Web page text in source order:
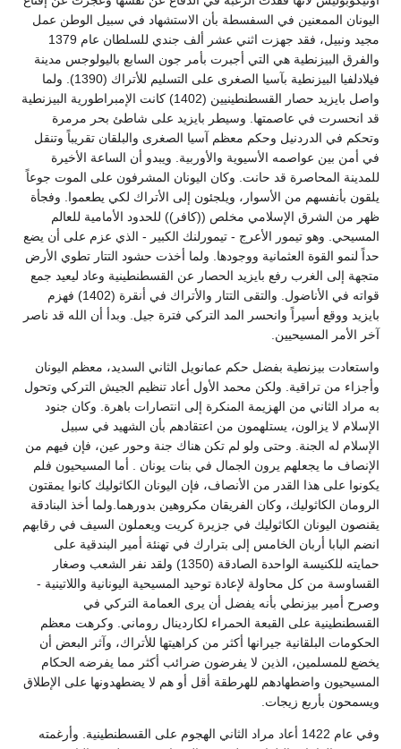
اليونان الممعنين في السفسطة بأن الاستشهاد في سبيل الوطن عمل
مجيد ونبيل، فقد جهزت اثني عشر ألف جندي للسلطان عام 1379
والفرق البيزنطية هي التي أجبرت بأمر جون السابع باليولوجس مدينة
فيلادلفيا البيزنطية بآسيا الصغرى على التسليم للأتراك (1390). ولما
واصل بايزيد حصار القسطنطينيين (1402) كانت الإمبراطورية البيزنطية
قد انحسرت في عاصمتها. وسيطر بايزيد على شاطئ بحر مرمرة
وتحكم في الدردنيل وحكم معظم آسيا الصغرى والبلقان تقريباً وتنقل
في أمن بين عواصمه الأسيوية والأوربية. ويبدو أن الساعة الأخيرة
للمدينة المحاصرة قد حانت. وكان اليونان المشرفون على الموت جوعاً
يلقون بأنفسهم من الأسوار، ويلجئون إلى الأتراك لكي يطعموا. وفجأة
ظهر من الشرق الإسلامي مخلص ((كافر)) للحدود الأمامية للعالم
المسيحي. وهو تيمور الأعرج - تيمورلنك الكبير - الذي عزم على أن يضع
حداً لنمو القوة العثمانية ووجودها. ولما أخذت حشود التتار تطوي الأرض
متجهة إلى الغرب رفع بايزيد الحصار عن القسطنطينية وعاد ليعيد جمع
قواته في الأناضول. والتقى التتار والأتراك في أنقرة (1402) فهزم
بايزيد ووقع أسيراً وانحسر المد التركي فترة جيل. وبدأ أن الله قد ناصر
آخر الأمر المسيحيين.
واستعادت بيزنطية بفضل حكم عمانويل الثاني السديد، معظم اليونان
وأجزاء من تراقية. ولكن محمد الأول أعاد تنظيم الجيش التركي وتحول
به مراد الثاني من الهزيمة المنكرة إلى انتصارات باهرة. وكان جنود
الإسلام لا يزالون، يستلهمون من اعتقادهم بأن الشهيد في سبيل
الإسلام له الجنة. وحتى ولو لم تكن هناك جنة وحور عين، فإن فيهم من
الإنصاف ما يجعلهم يرون الجمال في بنات يونان . أما المسيحيون فلم
يكونوا على هذا القدر من الأنصاف، فإن اليونان الكاثوليك كانوا يمقتون
الرومان الكاثوليك، وكان الفريقان مكروهين بدورهما.ولما أخذ البنادقة
يقنصون اليونان الكاثوليك في جزيرة كريت ويعملون السيف في رقابهم
انضم البابا أربان الخامس إلى بترارك في تهنئة أمير البندقية على
حمايته للكنيسة الواحدة الصادقة (1350) ولقد نفر الشعب وصغار
القساوسة من كل محاولة لإعادة توحيد المسيحية اليونانية واللاتينية -
وصرح أمير بيزنطي بأنه يفضل أن يرى العمامة التركي في
القسطنطينية على القبعة الحمراء لكاردينال روماني. وكرهت معظم
الحكومات البلقانية جيرانها أكثر من كراهيتها للأتراك، وآثر البعض أن
يخضع للمسلمين، الذين لا يفرضون ضرائب أكثر مما يفرضه الحكام
المسيحيون واضطهادهم للهرطقة أقل أو هم لا يضطهدونها على الإطلاق
ويسمحون بأربع زيجات.
وفي عام 1422 أعاد مراد الثاني الهجوم على القسطنطينية. وأرغمته